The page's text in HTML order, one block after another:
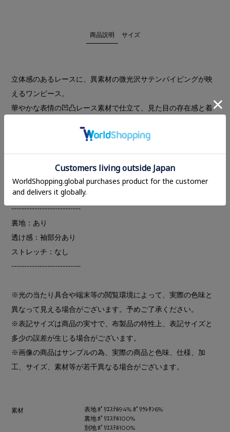
商品説明 サイズ
立体感のあるレースに、異素材の微光沢サテンパイピングが映
えるワンピース。
華やかな表情の凹凸レース素材で仕立て、見た目の存在感と着
よい抜け感を演出し、身頃には裏地を施すことで快適に着用い
一枚で女性らしさとモードな雰囲気を纏える、特別感のあるワ
ンピースです。
---------------------------
裏地：あり
透け感：袖部分あり
ストレッチ：なし
---------------------------
※光の当たり具合や端末等の閲覧環境によって、実際の色味と
異なって見える場合がございます。予めご了承ください。
※表記サイズは商品の実寸で、布製品の特性上、表記サイズと
多少の誤差が生じる場合がございます。
※画像の商品はサンプルの為、実際の商品と色味、仕様、加
工、サイズ、素材等が若干異なる場合がございます。
素材
表地 ﾎﾟﾘｴｽﾃﾙ94% ﾎﾟﾘｳﾚﾀﾝ6%
裏地 ﾎﾟﾘｴｽﾃﾙ100%
別地 ﾎﾟﾘｴｽﾃﾙ100%